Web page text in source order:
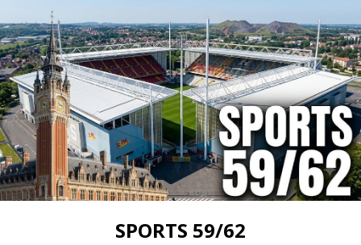
SPORTS 59/62